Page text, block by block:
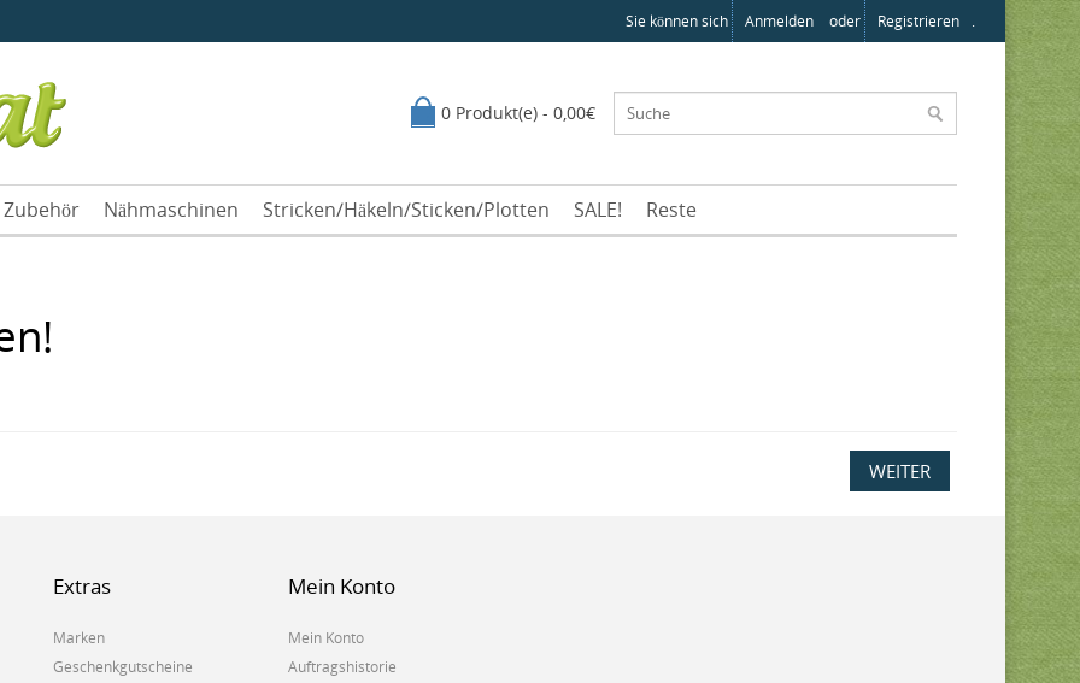
Sie können sich Anmelden oder Registrieren .
0 Produkt(e) - 0,00€
Zubehör Nähmaschinen Stricken/Häkeln/Sticken/Plotten SALE! Reste
WEITER
Extras
Marken
Geschenkgutscheine
Mein Konto
Mein Konto
Auftragshistorie